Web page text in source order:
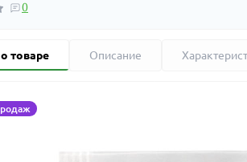
0
товаре Описание